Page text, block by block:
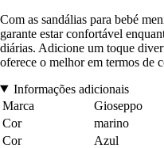
Com as sandálias para bebé
garante estar confortável
diárias. Adicione um toque
oferece o melhor em termos de
Informações adicionais
Marca
Gioseppo
Cor
marino
Cor
Azul